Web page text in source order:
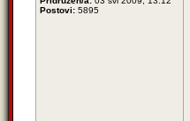
Postovi: 5895